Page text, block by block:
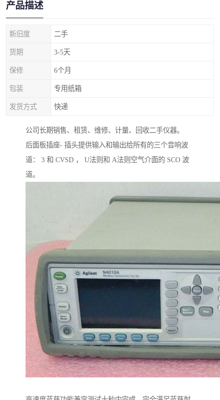
产品描述
新旧度 二手
货期 3-5天
保修 6个月
包装 专用纸箱
发货方式 快递
公司长期销售、租赁、维修、计量、回收二手仪器。
后面板插座- 插头提供输入和输出给所有的三个音响波
道： 3 和 CVSD ， U法则和 A法则空气介面的 SCO 波
道。